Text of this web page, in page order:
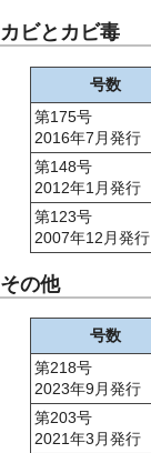
カビとカビ毒
号数
第175号
2016年7月発行
第148号
2012年1月発行
第123号
2007年12月発行
その他
号数
第218号
2023年9月発行
第203号
2021年3月発行